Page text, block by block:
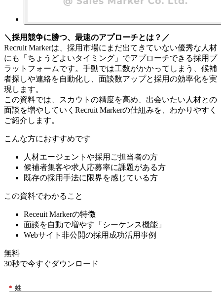
＼採用競争に勝つ、最速のアプローチとは？／
Recruit Markerは、採用市場にまだ出てきていない優秀な人材
にも「ちょうどよいタイミング」でアプローチできる採用プ
ラットフォームです。手動では工数がかかってしまう、候補
者探しや連絡を自動化し、面談数アップと採用の効率化を実
現します。
この資料では、スカウトの精度を高め、出会いたい人材との
面談を増やしていくRecruit Markerの仕組みを、わかりやすく
ご紹介します。
こんな方におすすめです
人材エージェントや採用ご担当者の方
候補者集客や求人応募率に課題がある方
既存の採用手法に限界を感じている方
この資料でわかること
Receuit Markerの特徴
面談を自動で増やす「シーケンス機能」
Webサイト非公開の採用成功活用事例
無料
30秒で今すぐダウンロード
* 姓